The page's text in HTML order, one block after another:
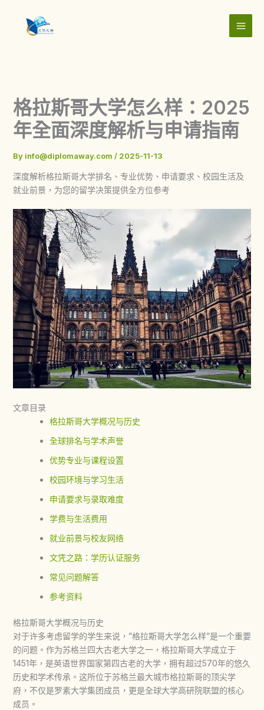
content
格拉斯哥大学怎么样：2025
年全面深度解析与申请指南
By info@diplomaway.com / 2025-11-13
深度解析格拉斯哥大学排名、专业优势、申请要求、校园生活及
就业前景，为您的留学决策提供全方位参考
文章目录
格拉斯哥大学概况与历史
全球排名与学术声誉
优势专业与课程设置
校园环境与学习生活
申请要求与录取难度
学费与生活费用
就业前景与校友网络
文凭之路：学历认证服务
常见问题解答
参考资料
格拉斯哥大学概况与历史
对于许多考虑留学的学生来说，”格拉斯哥大学怎么样”是一个重要
的问题。作为苏格兰四大古老大学之一， 格拉斯哥大学成立于
1451年，是英语世界国家第四古老的大学，拥有超过570年的悠久
历史和学术传承。这所位于苏格兰最大城市格拉斯哥的顶尖学
府，不仅是罗素大学集团成员，更是全球大学高研院联盟的核心
成员。